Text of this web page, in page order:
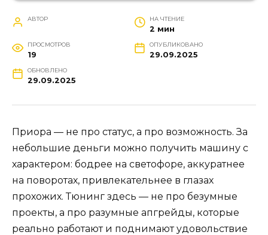
АВТОР НА ЧТЕНИЕ
2 мин
ПРОСМОТРОВ
19
ОПУБЛИКОВАНО
29.09.2025
ОБНОВЛЕНО
29.09.2025
Приора — не про статус, а про возможность. За
небольшие деньги можно получить машину с
характером: бодрее на светофоре, аккуратнее
на поворотах, привлекательнее в глазах
прохожих. Тюнинг здесь — не про безумные
проекты, а про разумные апгрейды, которые
реально работают и поднимают удовольствие